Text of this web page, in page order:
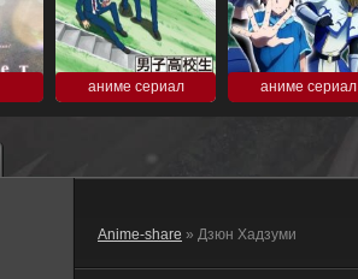
аниме сериал аниме сериал
Anime-share » Дзюн Хадзуми